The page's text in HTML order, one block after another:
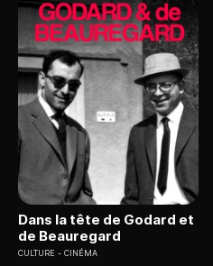
Dans la tête de Godard et
de Beauregard
CULTURE CINÉMA